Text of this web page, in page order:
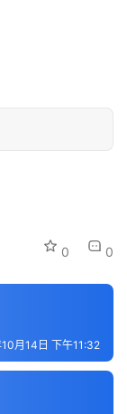
0 0
月14日 下午11:32